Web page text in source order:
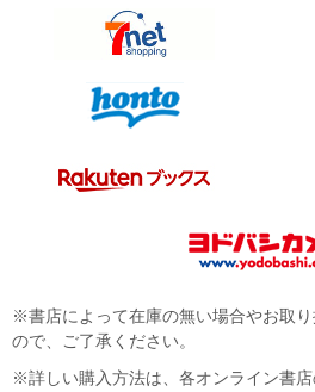
※書店によって在庫の無い場合やお取
ので、ご了承ください。
※詳しい購入方法は、各オンライン書